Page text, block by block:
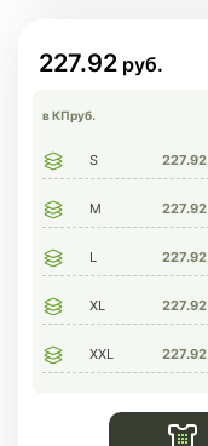
227.92
в КПруб.
S 227.92
M 227.92
L 227.92
XL 227.92
XXL 227.92